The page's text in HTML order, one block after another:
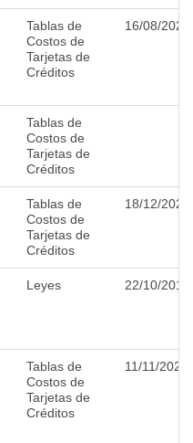
Tablas de
Costos de
Tarjetas de
Créditos
16/08/2024
Tablas de
Costos de
Tarjetas de
Créditos
Tablas de
Costos de
Tarjetas de
Créditos
18/12/2020
Leyes 22/10/2010
Tablas de
Costos de
Tarjetas de
Créditos
11/11/2022